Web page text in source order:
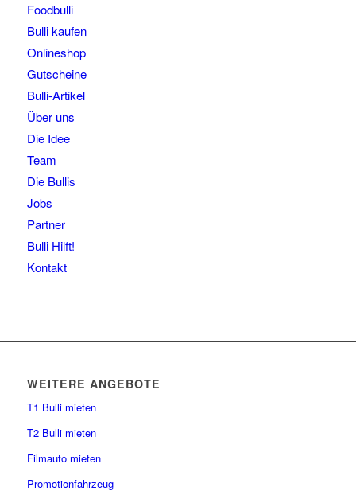
Foodbulli
Bulli kaufen
Onlineshop
Gutscheine
Bulli-Artikel
Über uns
Die Idee
Team
Die Bullis
Jobs
Partner
Bulli Hilft!
Kontakt
WEITERE ANGEBOTE
T1 Bulli mieten
T2 Bulli mieten
Filmauto mieten
Promotionfahrzeug